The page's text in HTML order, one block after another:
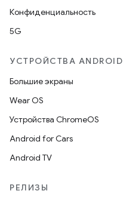
Конфиденциальность
5G
УСТРОЙСТВА ANDROID
Большие экраны
Wear OS
Устройства ChromeOS
Android for Cars
Android TV
РЕЛИЗЫ